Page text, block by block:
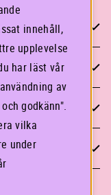
innehåll,
upplevelse
har läst vår
av
godkänn".
vilka
under